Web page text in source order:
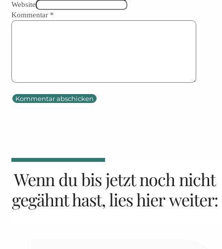
Website
Kommentar *
Wenn du bis jetzt noch nicht
gegähnt hast, lies hier weiter: